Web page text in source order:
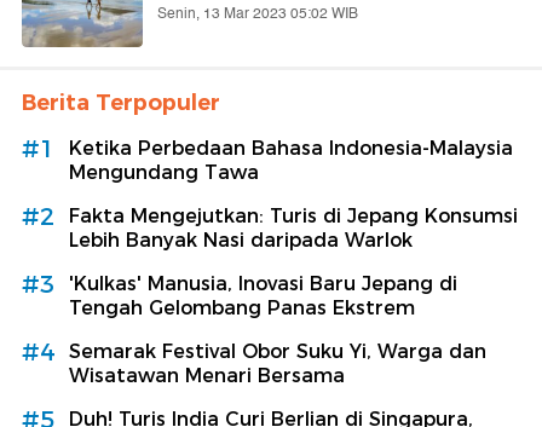
Senin, 13 Mar 2023 05:02 WIB
Berita Terpopuler
#1
Ketika Perbedaan Bahasa Indonesia-Malaysia
Mengundang Tawa
#2
Fakta Mengejutkan: Turis di Jepang Konsumsi
Lebih Banyak Nasi daripada Warlok
#3
'Kulkas' Manusia, Inovasi Baru Jepang di
Tengah Gelombang Panas Ekstrem
#4
Semarak Festival Obor Suku Yi, Warga dan
Wisatawan Menari Bersama
#5 Duh! Turis India Curi Berlian di Singapura,